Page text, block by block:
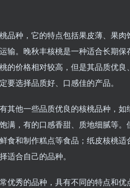
品种，它的特点包括果皮薄、果
输。晚秋丰核桃是一种适合长期
的价格相对较高，但是其品质优
选择品质好、口感佳的产品。
其他一些品质优良的核桃品种，
满，有的口感香甜、质地细腻等
食和制作糕点等食品；纸皮核桃
适合自己的品种。
优秀的品种，具有不同的特点和